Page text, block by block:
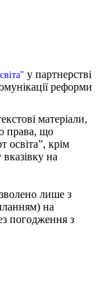
у партнерстві
реформи
матеріали,
права, що
освіта”, крім
вказівку на
лише з
на
погодження з